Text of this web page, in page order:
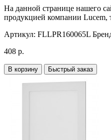
На данной странице нашего
продукцией компании Lucem,
Артикул: FLLPR160065L
408 р.
В корзину Быстрый заказ